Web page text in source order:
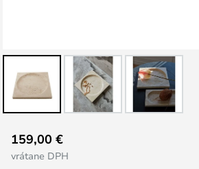
na
začiatok
159,00 €
vrátane DPH